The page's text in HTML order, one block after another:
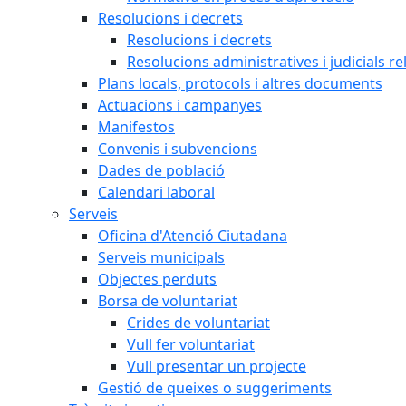
Resolucions i decrets
Resolucions i decrets
Resolucions administratives i judicials
Plans locals, protocols i altres documents
Actuacions i campanyes
Manifestos
Convenis i subvencions
Dades de població
Calendari laboral
Serveis
Oficina d'Atenció Ciutadana
Serveis municipals
Objectes perduts
Borsa de voluntariat
Crides de voluntariat
Vull fer voluntariat
Vull presentar un projecte
Gestió de queixes o suggeriments